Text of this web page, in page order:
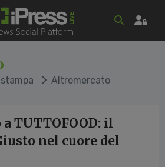
Altromercato
TUTTOFOOD: il
nel cuore del